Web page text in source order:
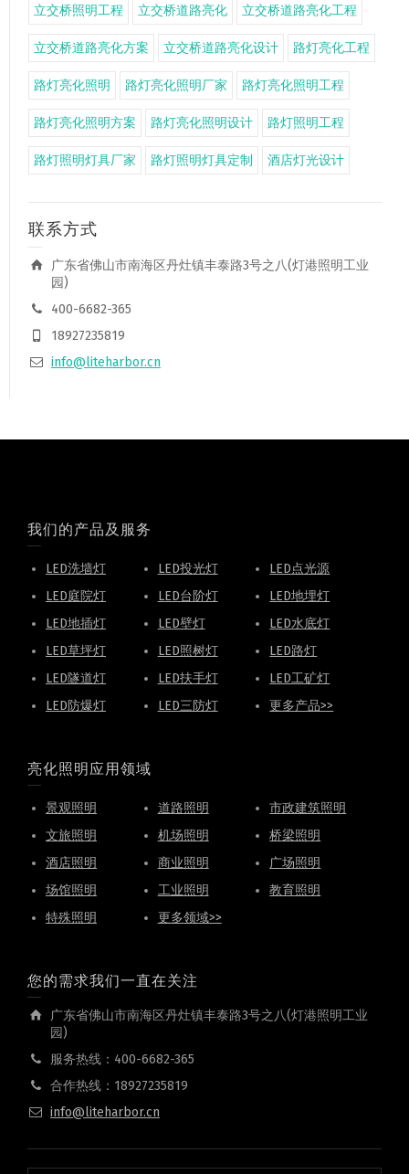
立交桥照明工程 立交桥道路亮化 立交桥道路亮化工程
立交桥道路亮化方案 立交桥道路亮化设计 路灯亮化工程
路灯亮化照明 路灯亮化照明厂家 路灯亮化照明工程
路灯亮化照明方案 路灯亮化照明设计 路灯照明工程
路灯照明灯具厂家 路灯照明灯具定制 酒店灯光设计
联系方式
广东省佛山市南海区丹灶镇丰泰路3号之八(灯港照明工业
园)
400-6682-365
18927235819
info@liteharbor.cn
我们的产品及服务
LED洗墙灯 LED投光灯
LED点光源
LED庭院灯
LED台阶灯
LED地埋灯
LED地插灯
LED壁灯
LED水底灯
LED草坪灯
LED照树灯
LED路灯
LED隧道灯
LED扶手灯
LED工矿灯
LED防爆灯
LED三防灯 更多产品>>
亮化照明应用领域
景观照明 道路照明
市政建筑照明
文旅照明
机场照明
桥梁照明
酒店照明
商业照明
广场照明
场馆照明
工业照明
教育照明
特殊照明
更多领域>>
您的需求我们一直在关注
广东省佛山市南海区丹灶镇丰泰路3号之八(灯港照明工业
园)
服务热线：400-6682-365
合作热线：18927235819
info@liteharbor.cn